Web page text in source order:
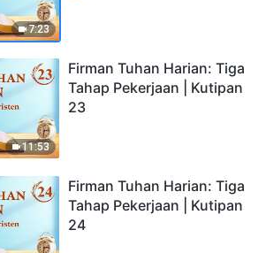
7:23
11:53
Firman Tuhan Harian: Tiga
Tahap Pekerjaan | Kutipan
23
Firman Tuhan Harian: Tiga
Tahap Pekerjaan | Kutipan
24